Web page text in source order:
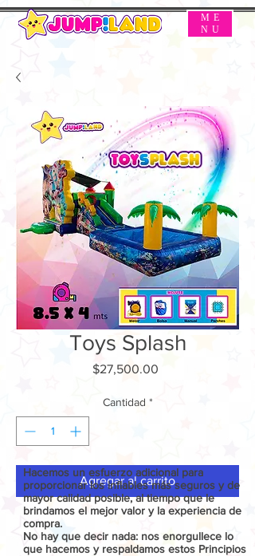
ME
NU
Toys Splash
$27,500.00
Cantidad *
Agregar al carrito
Hacemos un esfuerzo adicional para
proporcionar los inflables más seguros y de
mayor calidad posible, al tiempo que le
brindamos el mejor valor y la experiencia de
compra.
No hay que decir nada: nos enorgullece lo
que hacemos y respaldamos estos Principios